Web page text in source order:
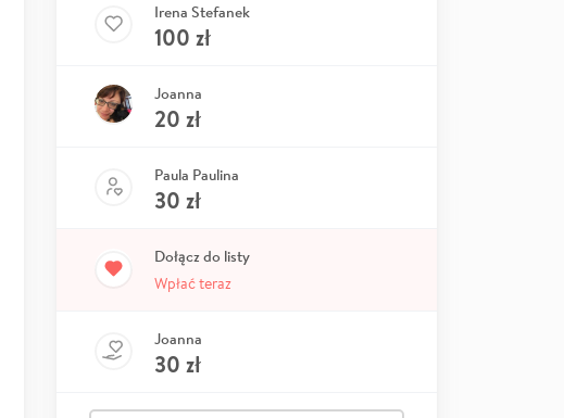
Irena Stefanek
100 zł
Joanna
20 zł
Paula Paulina
30 zł
Dołącz do listy
Wpłać teraz
Joanna
30 zł